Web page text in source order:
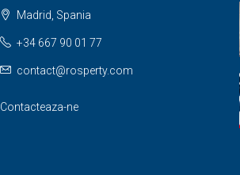
Madrid, Spania
+34 667 90 01 77
contact@rosperty.com
Contacteaza-ne